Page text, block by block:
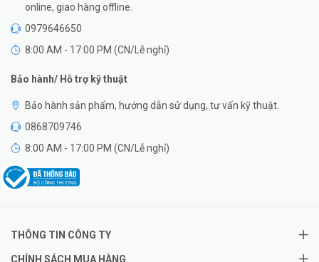
online, giao hàng offline.
0979646650
8:00 AM - 17:00 PM (CN/Lễ nghỉ)
Bảo hành/ Hỗ trợ kỹ thuật
Bảo hành sản phẩm, hướng dẫn sử dụng, tư vấn kỹ thuật.
0868709746
8:00 AM - 17:00 PM (CN/Lễ nghỉ)
THÔNG TIN CÔNG TY
CHÍNH SÁCH MUA HÀNG